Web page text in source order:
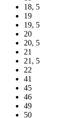
18, 5
19
19, 5
20
20, 5
21
21, 5
22
41
45
46
49
50